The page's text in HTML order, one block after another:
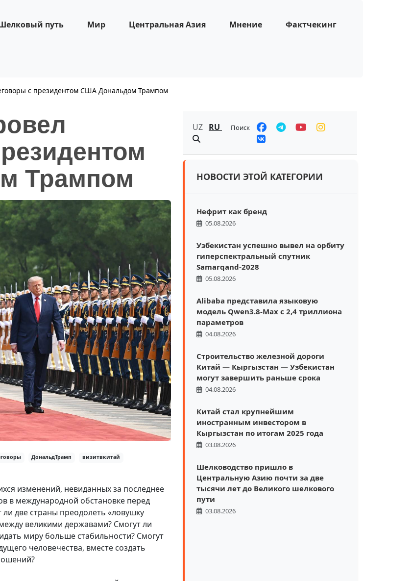
путь Мир Центральная Азия Мнение Фактчекинг
с президентом США Дональдом Трампом
Трампом
ДональдТрамп
визитвкитай
изменений, невиданных за последнее
в международной обстановке перед
две страны преодолеть «ловушку
великими державами? Смогут ли
миру больше стабильности? Смогут
человечества, вместе создать
UZ RU Поиск
НОВОСТИ ЭТОЙ КАТЕГОРИИ
Нефрит как бренд
05.08.2026
Узбекистан успешно вывел на орбиту
гиперспектральный спутник
Samarqand-2028
05.08.2026
Alibaba представила языковую
модель Qwen3.8-Max с 2,4 триллиона
параметров
04.08.2026
Строительство железной дороги
Китай — Кыргызстан — Узбекистан
могут завершить раньше срока
04.08.2026
Китай стал крупнейшим
иностранным инвестором в
Кыргызстан по итогам 2025 года
03.08.2026
Шелководство пришло в
Центральную Азию почти за две
тысячи лет до Великого шелкового
пути
03.08.2026